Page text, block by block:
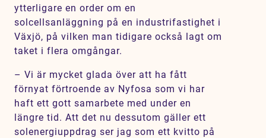
ytterligare en order om en
solcellsanläggning på en industrifastighet i
Växjö, på vilken man tidigare också lagt om
taket i flera omgångar.
– Vi är mycket glada över att ha fått
förnyat förtroende av Nyfosa som vi har
haft ett gott samarbete med under en
längre tid. Att det nu dessutom gäller ett
solenergiuppdrag ser jag som ett kvitto på